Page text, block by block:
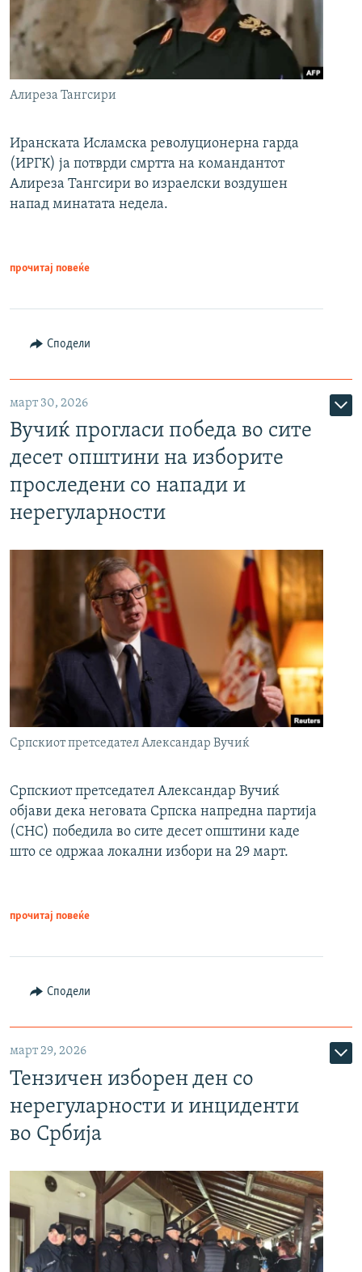
Алиреза Тангсири
Иранската Исламска револуционерна гарда
(ИРГК) ја потврди смртта на командантот
Алиреза Тангсири во израелски воздушен
напад минатата недела.
прочитај повеќе
Сподели
март 30, 2026
Вучиќ прогласи победа во сите
десет општини на изборите
проследени со напади и
нерегуларности
Српскиот претседател Александар Вучиќ
Српскиот претседател Александар Вучиќ
објави дека неговата Српска напредна партија
(СНС) победила во сите десет општини каде
што се одржаа локални избори на 29 март.
прочитај повеќе
Сподели
март 29, 2026
Тензичен изборен ден со
нерегуларности и инциденти
во Србија